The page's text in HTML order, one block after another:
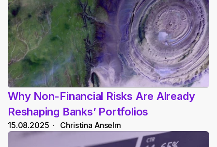
Why Non-Financial Risks Are Already
Reshaping Banks’ Portfolios
15.08.2025
  ·
Christina Anselm